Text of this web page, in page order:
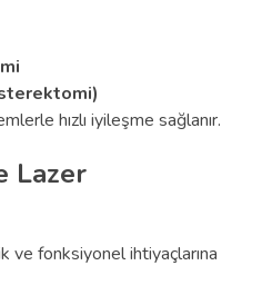
hızlı iyileşme sağlanır.
Lazer
ve fonksiyonel ihtiyaçlarına